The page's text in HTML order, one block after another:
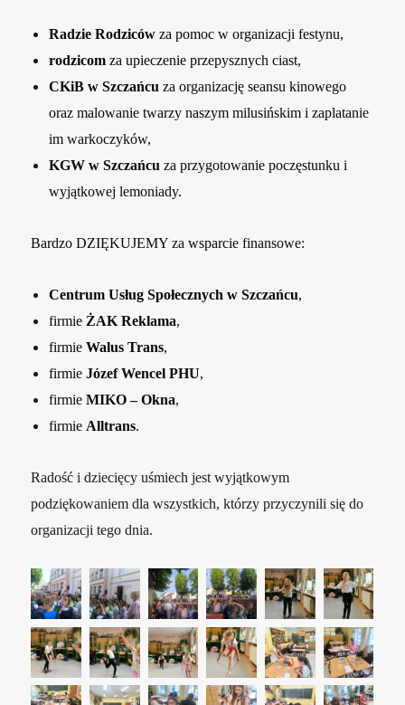
Radzie Rodziców za pomoc w organizacji festynu,
rodzicomza upieczenie przepysznych ciast,
CKiB w Szczańcu za organizację seansu kinowego
oraz malowanie twarzy naszym milusińskim i zaplatanie
im warkoczyków,
KGW w Szczańcu za przygotowanie poczęstunku i
wyjątkowej lemoniady.
Bardzo DZIĘKUJEMY za wsparcie finansowe:
Centrum Usług Społecznych w Szczańcu,
firmie ŻAK Reklama,
firmieWalus Trans,
firmieJózef Wencel PHU,
firmieMIKO – Okna,
firmie Alltrans.
Radość i dziecięcy uśmiech jest wyjątkowym
podziękowaniem dla wszystkich, którzy przyczynili się do
organizacji tego dnia.